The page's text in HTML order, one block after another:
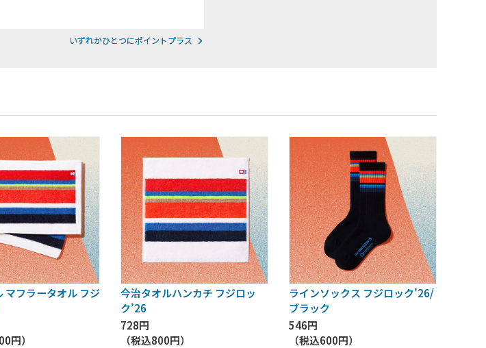
いずれかひとつにポイントプラス
マフラータオル フジ
円）
今治タオルハンカチ フジロッ
ク’26
728円
（税込800円）
ラインソックス フジロック’26/
ブラック
546円
（税込600円）